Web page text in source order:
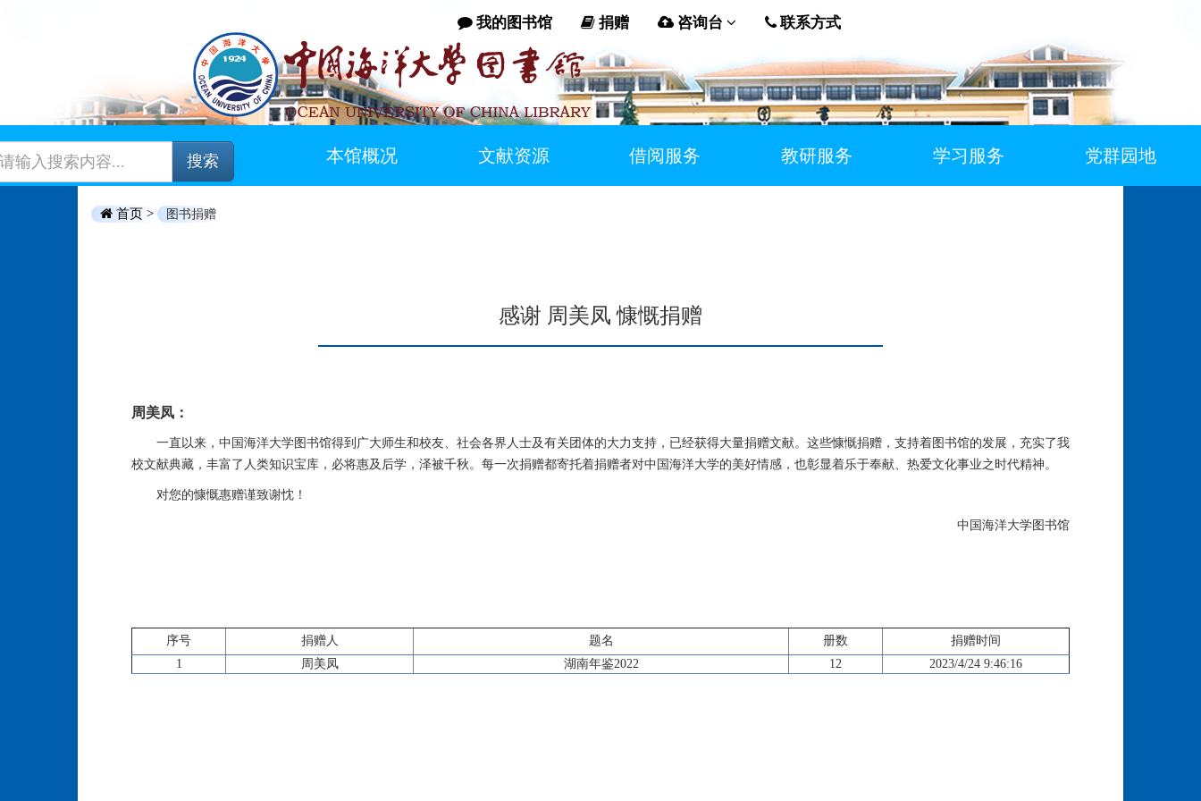
我的图书馆 捐赠 咨询台 联系方式
搜索 本馆概况 文献资源 借阅服务 教研服务 学习服务 党群园地
首页 > 图书捐赠
感谢 周美凤 慷慨捐赠
周美凤：
一直以来，中国海洋大学图书馆得到广大师生和校友、社会各界人士及有关团体的大力支持，已经获得大量捐赠文献。这些慷慨捐赠，支持着图书馆的发展，充实了我
校文献典藏，丰富了人类知识宝库，必将惠及后学，泽被千秋。每一次捐赠都寄托着捐赠者对中国海洋大学的美好情感，也彰显着乐于奉献、热爱文化事业之时代精神。
对您的慷慨惠赠谨致谢忱！
中国海洋大学图书馆
序号 捐赠人 题名 册数
捐赠时间
1
周美凤 湖南年鉴2022 12 2023/4/24 9:46:16